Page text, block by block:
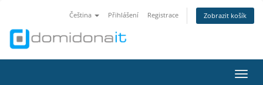
Čeština Přihlášení Registrace Zobrazit košík